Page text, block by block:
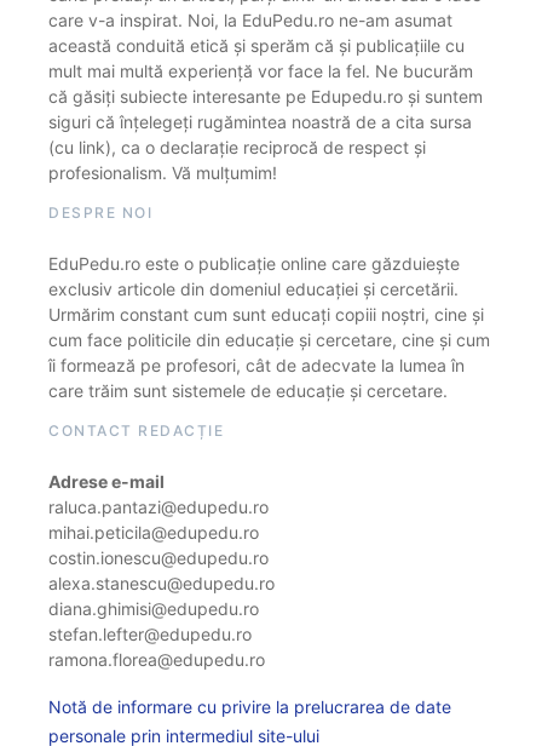
care v-a inspirat. Noi, la EduPedu.ro ne-am asumat
această conduită etică și sperăm că și publicațiile cu
mult mai multă experiență vor face la fel. Ne bucurăm
că găsiți subiecte interesante pe Edupedu.ro și suntem
siguri că înțelegeți rugămintea noastră de a cita sursa
(cu link), ca o declarație reciprocă de respect și
profesionalism. Vă mulțumim!
DESPRE NOI
EduPedu.ro este o publicație online care găzduiește
exclusiv articole din domeniul educației și cercetării.
Urmărim constant cum sunt educați copiii noștri, cine și
cum face politicile din educație și cercetare, cine și cum
îi formează pe profesori, cât de adecvate la lumea în
care trăim sunt sistemele de educație și cercetare.
CONTACT REDACȚIE
Adrese e-mail
raluca.pantazi@edupedu.ro
mihai.peticila@edupedu.ro
costin.ionescu@edupedu.ro
alexa.stanescu@edupedu.ro
diana.ghimisi@edupedu.ro
stefan.lefter@edupedu.ro
ramona.florea@edupedu.ro
Notă de informare cu privire la prelucrarea de date
personale prin intermediul site-ului